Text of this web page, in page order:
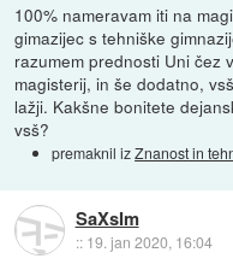
100% nameravam iti na
gimazijec s tehniške
razumem prednosti Uni čez
magisterij, in še dodatno,
lažji. Kakšne bonitete
vsš?
premaknil izZnanost in
SaXsIm
:: 19. jan 2020, 16:04